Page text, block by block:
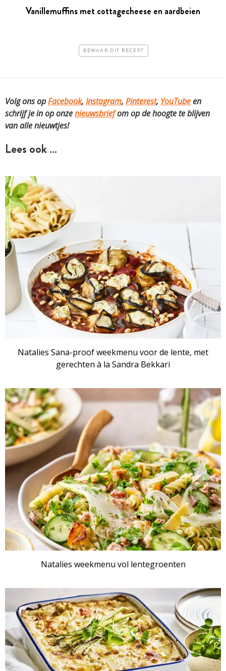
Vanillemuffins met cottagecheese en aardbeien
BEWAAR DIT RECEPT
Volg ons opFacebook, Instagram, Pinterest, YouTubeen
schrijf je in op onzenieuwsbriefom op de hoogte te blijven
van alle nieuwtjes!
Lees ook …
Natalies Sana-proof weekmenu voor de lente, met
gerechten à la Sandra Bekkari
Natalies weekmenu vol lentegroenten